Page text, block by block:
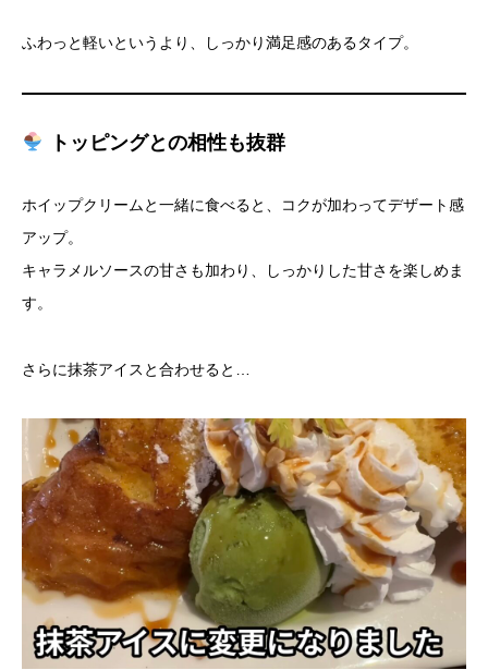
ふわっと軽いというより、しっかり満足感のあるタイプ。
トッピングとの相性も抜群
ホイップクリームと一緒に食べると、コクが加わってデザート感
アップ。
キャラメルソースの甘さも加わり、しっかりした甘さを楽しめま
す。
さらに抹茶アイスと合わせると…